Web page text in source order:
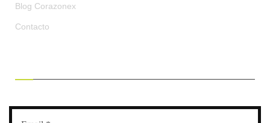
Blog Corazonex
Contacto